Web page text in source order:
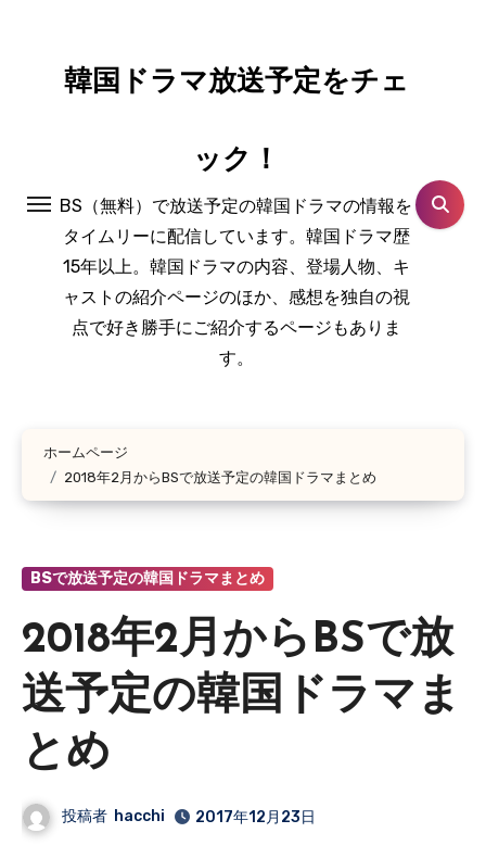
韓国ドラマ放送予定をチェ
ック！
BS（無料）で放送予定の韓国ドラマの情報を
タイムリーに配信しています。韓国ドラマ歴
15年以上。韓国ドラマの内容、登場人物、キ
ャストの紹介ページのほか、感想を独自の視
点で好き勝手にご紹介するページもありま
す。
ホームページ
2018年2月からBSで放送予定の韓国ドラマまとめ
BSで放送予定の韓国ドラマまとめ
2018年2月からBSで放
送予定の韓国ドラマま
とめ
投稿者 hacchi 2017年12月23日